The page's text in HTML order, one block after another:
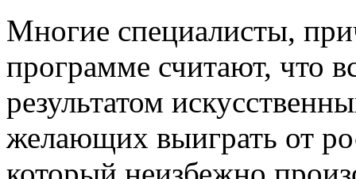
Многие специалисты,
программе считают, что
результатом
желающих выиграть от